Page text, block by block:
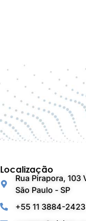
Localização
Rua Pirapora, 103
São Paulo - SP
+55 11 3884-2423